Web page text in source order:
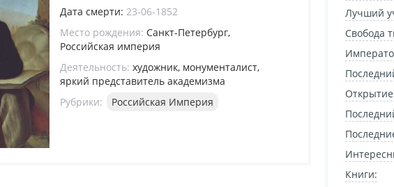
Дата смерти: 23-06-1852
Место рождения: Санкт-Петербург,
Российская империя
Деятельность: художник, монументалист,
яркий представитель академизма
Рубрики:
Российская Империя
Лучший
Свобода
Открытие
Книги: